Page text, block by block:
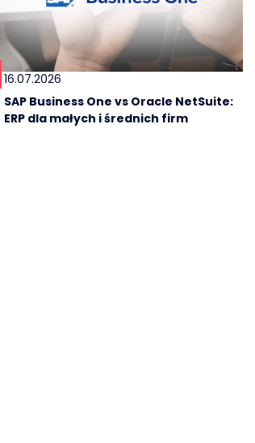
16.07.2026
SAP Business One vs Oracle NetSuite:
ERP dla małych i średnich firm